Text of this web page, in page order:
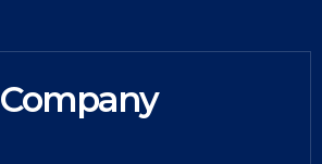
Company